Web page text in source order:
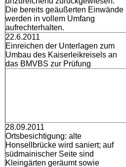
Die bereits geäußerten Einwände
werden in vollem Umfang
aufrechterhalten.
22.6.2011
Einreichen der Unterlagen zum
Umbau des Kaiserleikreisels an
das BMVBS zur Prüfung
28.09.2011
Ortsbesichtigung: alte
Honsellbrücke wird saniert; auf
südmainischer Seite sind
Kleingärten geräumt sowie